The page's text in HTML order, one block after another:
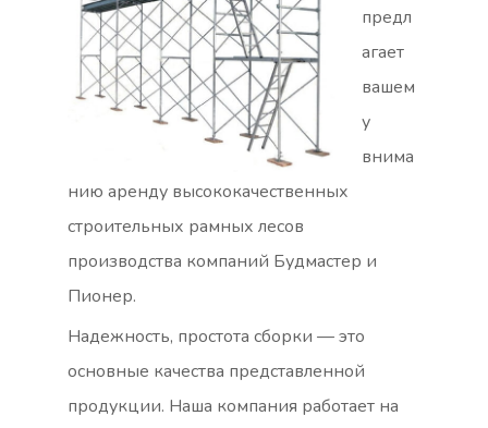
предл
агает
вашем
у
внима
нию аренду высококачественных
строительных рамных лесов
производства компаний Будмастер и
Пионер.
Надежность, простота сборки — это
основные качества представленной
продукции. Наша компания работает на